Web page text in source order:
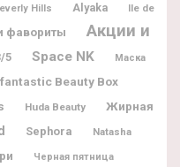
Hills Alyaka
Ile de
фавориты
Акции и
5 Space NK Маска
Beauty Box
Huda Beauty
Жирная
Sephora
Natasha
Черная пятница